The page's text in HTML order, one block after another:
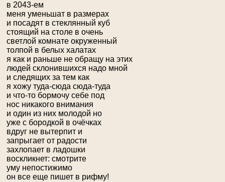
в 2043-ем
меня уменьшат в размерах
и посадят в стеклянный куб
стоящий на столе в очень
светлой комнате окруженный
толпой в белых халатах
я как и раньше не обращу на этих
людей склонившихся надо мной
и следящих за тем как
я хожу туда-сюда сюда-туда
и что-то бормочу себе под
нос никакого внимания
и один из них молодой но
уже с бородкой в очёчках
вдруг не вытерпит и
запрыгает от радости
захлопает в ладошки
воскликнет: смотрите
уму непостижимо
он все еще пишет в рифму!